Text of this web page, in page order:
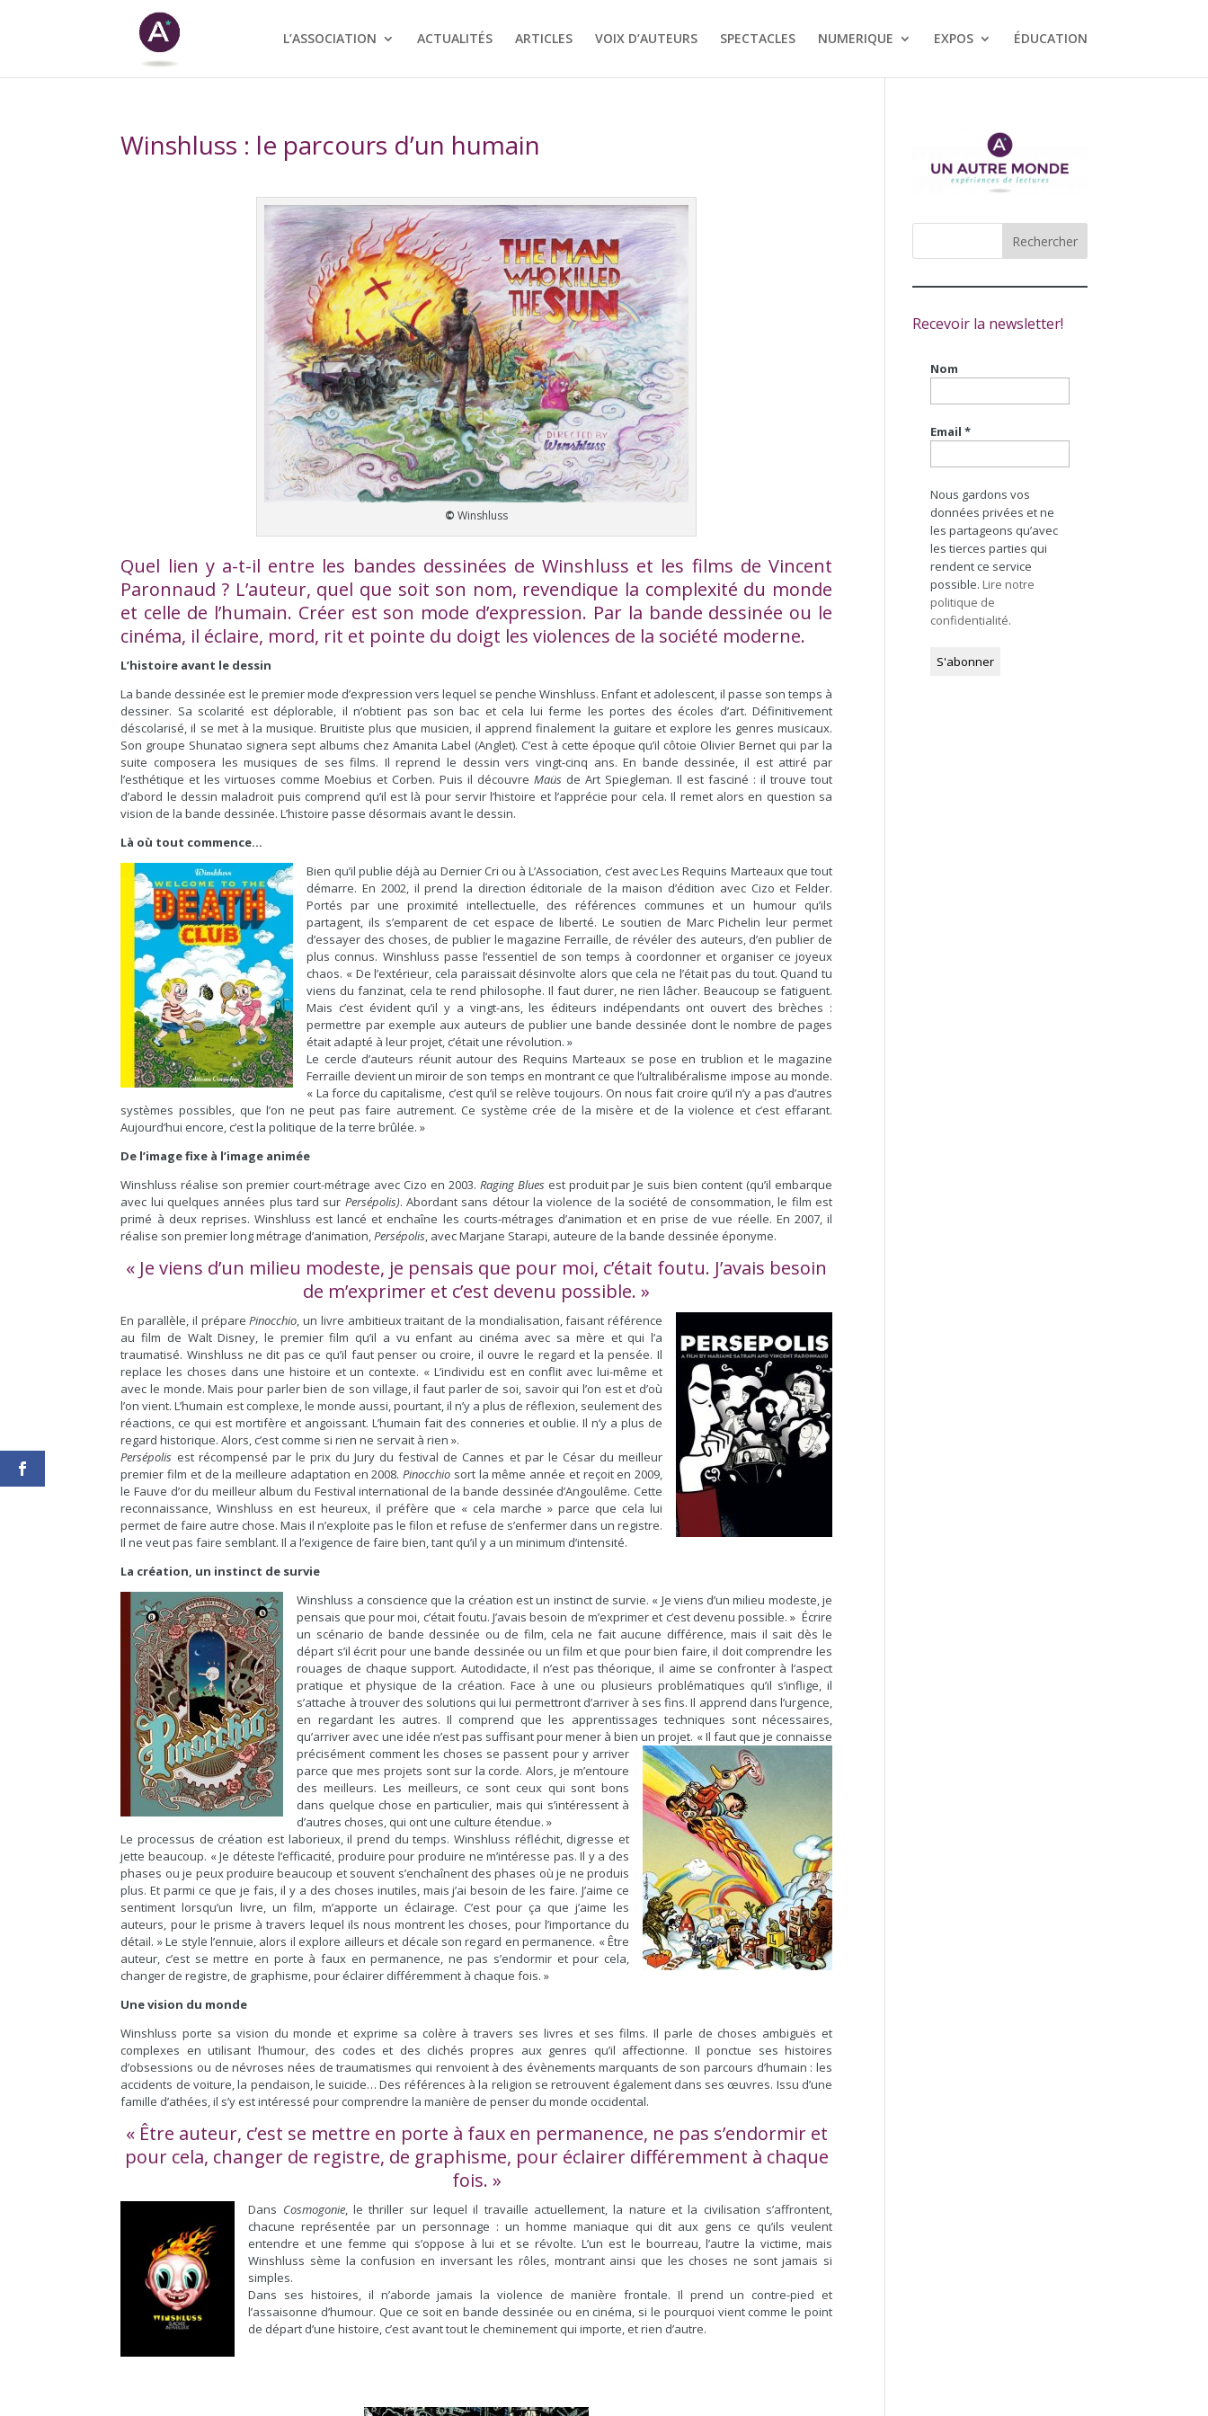
L’ASSOCIATION ACTUALITÉS ARTICLES VOIX D’AUTEURS SPECTACLES NUMERIQUE EXPOS ÉDUCATION
Winshluss : le parcours d’un humain
©Winshluss
Quel lien y a-t-il entre les bandes dessinées de Winshluss et les films de Vincent
Paronnaud ? L’auteur, quel que soit son nom, revendique la complexité du monde
et celle de l’humain. Créer est son mode d’expression. Par la bande dessinée ou le
cinéma, il éclaire, mord, rit et pointe du doigt les violences de la société moderne.
L’histoire avant le dessin
La bande dessinée est le premier mode d’expression vers lequel se penche Winshluss. Enfant et adolescent, il passe son temps à
dessiner. Sa scolarité est déplorable, il n’obtient pas son bac et cela lui ferme les portes des écoles d’art. Définitivement
déscolarisé, il se met à la musique. Bruitiste plus que musicien, il apprend finalement la guitare et explore les genres musicaux.
Son groupe Shunatao signera sept albums chez Amanita Label (Anglet). C’est à cette époque qu’il côtoie Olivier Bernet qui par la
suite composera les musiques de ses films. Il reprend le dessin vers vingt-cinq ans. En bande dessinée, il est attiré par
l’esthétique et les virtuoses comme Moebius et Corben. Puis il découvreMaüs de Art Spiegleman. Il est fasciné : il trouve tout
d’abord le dessin maladroit puis comprend qu’il est là pour servir l’histoire et l’apprécie pour cela. Il remet alors en question sa
vision de la bande dessinée. L’histoire passe désormais avant le dessin.
Là où tout commence…
Bien qu’il publie déjà au Dernier Cri ou à L’Association, c’est avec Les Requins Marteaux que tout
démarre. En 2002, il prend la direction éditoriale de la maison d’édition avec Cizo et Felder.
Portés par une proximité intellectuelle, des références communes et un humour qu’ils
partagent, ils s’emparent de cet espace de liberté. Le soutien de Marc Pichelin leur permet
d’essayer des choses, de publier le magazine Ferraille, de révéler des auteurs, d’en publier de
plus connus. Winshluss passe l’essentiel de son temps à coordonner et organiser ce joyeux
chaos. « De l’extérieur, cela paraissait désinvolte alors que cela ne l’était pas du tout. Quand tu
viens du fanzinat, cela te rend philosophe. Il faut durer, ne rien lâcher. Beaucoup se fatiguent.
Mais c’est évident qu’il y a vingt-ans, les éditeurs indépendants ont ouvert des brèches :
permettre par exemple aux auteurs de publier une bande dessinée dont le nombre de pages
était adapté à leur projet, c’était une révolution. »
Le cercle d’auteurs réunit autour des Requins Marteaux se pose en trublion et le magazine
Ferraille devient un miroir de son temps en montrant ce que l’ultralibéralisme impose au monde.
« La force du capitalisme, c’est qu’il se relève toujours. On nous fait croire qu’il n’y a pas d’autres
systèmes possibles, que l’on ne peut pas faire autrement. Ce système crée de la misère et de la violence et c’est effarant.
Aujourd’hui encore, c’est la politique de la terre brûlée. »
De l’image fixe à l’image animée
Winshluss réalise son premier court-métrage avec Cizo en 2003. Raging Bluesest produit par Je suis bien content (qu’il embarque
avec lui quelques années plus tard sur Persépolis). Abordant sans détour la violence de la société de consommation, le film est
primé à deux reprises. Winshluss est lancé et enchaîne les courts-métrages d’animation et en prise de vue réelle. En 2007, il
réalise son premier long métrage d’animation,Persépolis, avec Marjane Starapi, auteure de la bande dessinée éponyme.
« Je viens d’un milieu modeste, je pensais que pour moi, c’était foutu. J’avais besoin
de m’exprimer et c’est devenu possible. »
En parallèle, il préparePinocchio, un livre ambitieux traitant de la mondialisation, faisant référence
au film de Walt Disney, le premier film qu’il a vu enfant au cinéma avec sa mère et qui l’a
traumatisé. Winshluss ne dit pas ce qu’il faut penser ou croire, il ouvre le regard et la pensée. Il
replace les choses dans une histoire et un contexte. « L’individu est en conflit avec lui-même et
avec le monde. Mais pour parler bien de son village, il faut parler de soi, savoir qui l’on est et d’où
l’on vient. L’humain est complexe, le monde aussi, pourtant, il n’y a plus de réflexion, seulement des
réactions, ce qui est mortifère et angoissant. L’humain fait des conneries et oublie. Il n’y a plus de
regard historique. Alors, c’est comme si rien ne servait à rien ».
Persépolis est récompensé par le prix du Jury du festival de Cannes et par le César du meilleur
premier film et de la meilleure adaptation en 2008.Pinocchio sort la même année et reçoit en 2009,
le Fauve d’or du meilleur album du Festival international de la bande dessinée d’Angoulême. Cette
reconnaissance, Winshluss en est heureux, il préfère que « cela marche » parce que cela lui
permet de faire autre chose. Mais il n’exploite pas le filon et refuse de s’enfermer dans un registre.
Il ne veut pas faire semblant. Il a l’exigence de faire bien, tant qu’il y a un minimum d’intensité.
La création, un instinct de survie
Winshluss a conscience que la création est un instinct de survie. « Je viens d’un milieu modeste, je
pensais que pour moi, c’était foutu. J’avais besoin de m’exprimer et c’est devenu possible. » Écrire
un scénario de bande dessinée ou de film, cela ne fait aucune différence, mais il sait dès le
départ s’il écrit pour une bande dessinée ou un film et que pour bien faire, il doit comprendre les
rouages de chaque support. Autodidacte, il n’est pas théorique, il aime se confronter à l’aspect
pratique et physique de la création. Face à une ou plusieurs problématiques qu’il s’inflige, il
s’attache à trouver des solutions qui lui permettront d’arriver à ses fins. Il apprend dans l’urgence,
en regardant les autres. Il comprend que les apprentissages techniques sont nécessaires,
qu’arriver avec une idée n’est pas suffisant pour mener à bien un projet. « Il faut que je connaisse
précisément comment les choses se passent pour y arriver
parce que mes projets sont sur la corde. Alors, je m’entoure
des meilleurs. Les meilleurs, ce sont ceux qui sont bons
dans quelque chose en particulier, mais qui s’intéressent à
d’autres choses, qui ont une culture étendue. »
Le processus de création est laborieux, il prend du temps. Winshluss réfléchit, digresse et
jette beaucoup. « Je déteste l’efficacité, produire pour produire ne m’intéresse pas. Il y a des
phases ou je peux produire beaucoup et souvent s’enchaînent des phases où je ne produis
plus. Et parmi ce que je fais, il y a des choses inutiles, mais j’ai besoin de les faire. J’aime ce
sentiment lorsqu’un livre, un film, m’apporte un éclairage. C’est pour ça que j’aime les
auteurs, pour le prisme à travers lequel ils nous montrent les choses, pour l’importance du
détail. » Le style l’ennuie, alors il explore ailleurs et décale son regard en permanence. « Être
auteur, c’est se mettre en porte à faux en permanence, ne pas s’endormir et pour cela,
changer de registre, de graphisme, pour éclairer différemment à chaque fois. »
Une vision du monde
Winshluss porte sa vision du monde et exprime sa colère à travers ses livres et ses films. Il parle de choses ambiguës et
complexes en utilisant l’humour, des codes et des clichés propres aux genres qu’il affectionne. Il ponctue ses histoires
d’obsessions ou de névroses nées de traumatismes qui renvoient à des évènements marquants de son parcours d’humain : les
accidents de voiture, la pendaison, le suicide… Des références à la religion se retrouvent également dans ses œuvres. Issu d’une
famille d’athées, il s’y est intéressé pour comprendre la manière de penser du monde occidental.
« Être auteur, c’est se mettre en porte à faux en permanence, ne pas s’endormir et
pour cela, changer de registre, de graphisme, pour éclairer différemment à chaque
fois. »
Dans Cosmogonie, le thriller sur lequel il travaille actuellement, la nature et la civilisation s’affrontent,
chacune représentée par un personnage : un homme maniaque qui dit aux gens ce qu’ils veulent
entendre et une femme qui s’oppose à lui et se révolte. L’un est le bourreau, l’autre la victime, mais
Winshluss sème la confusion en inversant les rôles, montrant ainsi que les choses ne sont jamais si
simples.
Dans ses histoires, il n’aborde jamais la violence de manière frontale. Il prend un contre-pied et
l’assaisonne d’humour. Que ce soit en bande dessinée ou en cinéma, si le pourquoi vient comme le point
de départ d’une histoire, c’est avant tout le cheminement qui importe, et rien d’autre.
Recevoir la newsletter!
Nom
Email*
Nous gardons vos
données privées et ne
les partageons qu’avec
les tierces parties qui
rendent ce service
possible. Lire notre
politique de
confidentialité.